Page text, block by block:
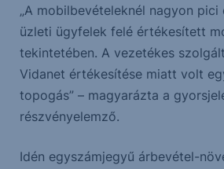
„A mobilbevételeknél nagyon
üzleti ügyfelek felé értékesített
tekintetében. A vezetékes
Vidanet értékesítése miatt volt
topogás” – magyarázta a
részvényelemző.
Idén egyszámjegyű árbevétel-